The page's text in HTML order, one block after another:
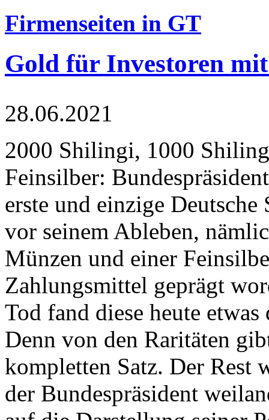
Firmenseiten in GT
Gold für Investoren
28.06.2021
2000 Shilingi, 1000
Feinsilber:
erste und einzige Deutsche
vor seinem Ableben,
Münzen und einer
Zahlungsmittel geprägt
Tod fand diese heute
Denn von den Raritäten
kompletten Satz. Der Rest
der Bundespräsident